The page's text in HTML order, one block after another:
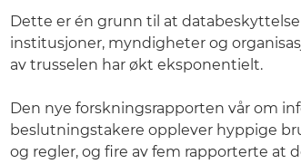
Dette er én grunn til at
institusjoner, myndigheter og
av trusselen har økt eksponentielt.
Den nye forskningsrapporten vår om
beslutningstakere opplever hyppige
og regler, og fire av fem rapporterte at